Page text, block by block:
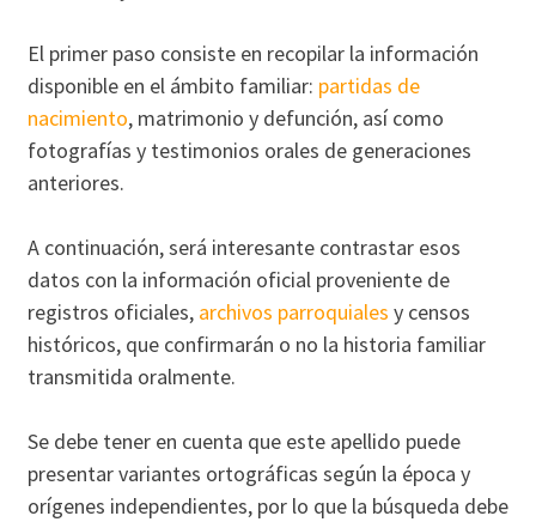
El primer paso consiste en recopilar la información
disponible en el ámbito familiar: partidas de
nacimiento, matrimonio y defunción, así como
fotografías y testimonios orales de generaciones
anteriores.
A continuación, será interesante contrastar esos
datos con la información oficial proveniente de
registros oficiales, archivos parroquiales y censos
históricos, que confirmarán o no la historia familiar
transmitida oralmente.
Se debe tener en cuenta que este apellido puede
presentar variantes ortográficas según la época y
orígenes independientes, por lo que la búsqueda debe